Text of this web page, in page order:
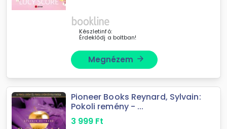
ahol tud. Azonban Nash épp egy
Készletinfó:
Érdeklődj a boltban!
Megnézem arrow_forward
Pioneer Books Reynard, Sylvain:
Pokoli remény - ...
3 999 Ft